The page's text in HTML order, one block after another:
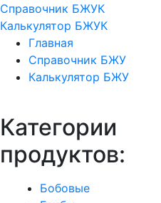
Справочник БЖУК
Калькулятор БЖУК
Главная
Справочник БЖУ
Калькулятор БЖУ
Категории
продуктов:
Бобовые